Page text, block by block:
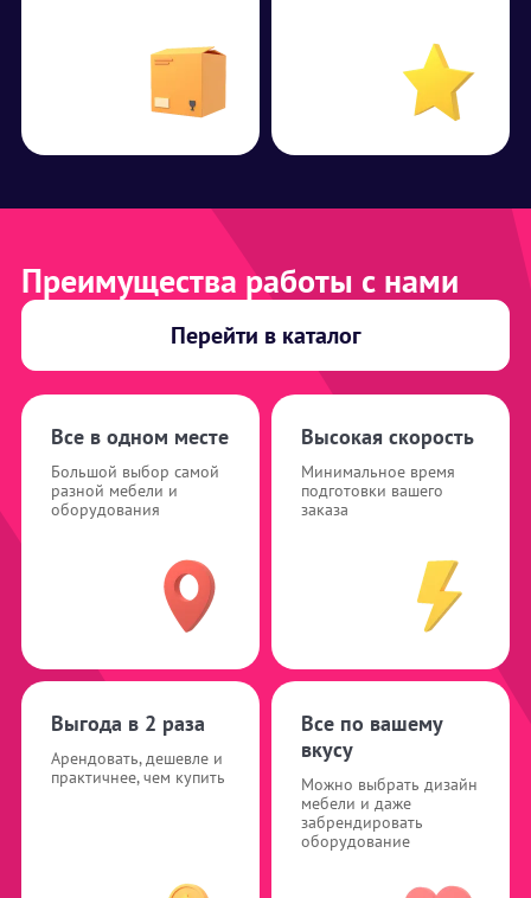
Преимущества работы с нами
Перейти в каталог
Все в одном месте
Большой выбор самой
разной мебели и
оборудования
Высокая скорость
Минимальное время
подготовки вашего
заказа
Выгода в 2 раза
Арендовать, дешевле и
практичнее, чем купить
Все по вашему
вкусу
Можно выбрать дизайн
мебели и даже
забрендировать
оборудование